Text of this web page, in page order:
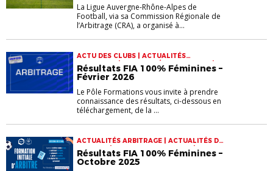
La Ligue Auvergne-Rhône-Alpes de
Football, via sa Commission Régionale de
l’Arbitrage (CRA), a organisé à...
ACTU DES CLUBS | ACTUALITÉS
ARBITRAGE | ACTUALITÉS DE LA LIGUE |
FORMATION ARBITRES | RÉSULTATS FIA
Résultats FIA 100% Féminines –
Février 2026
Le Pôle Formations vous invite à prendre
connaissance des résultats, ci-dessous en
téléchargement, de la ...
ACTUALITÉS ARBITRAGE | ACTUALITÉS DE
LA LIGUE | FORMATION ARBITRES |
RÉSULTATS FIA | RÉSULTATS FORMATIONS
Résultats FIA 100% Féminines –
Octobre 2025